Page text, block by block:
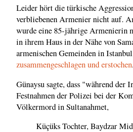
Leider hört die türkische
verbliebenen Armenier nicht auf.
wurde eine 85-jährige Armenierin
in ihrem Haus in der Nähe von
armenischen Gemeinden in
zusammengeschlagen und erstochen.
Günaysu sagte, dass "während der
Festnahmen der Polizei bei der
Völkermord in Sultanahmet,
Küçüks Tochter, Baydzar